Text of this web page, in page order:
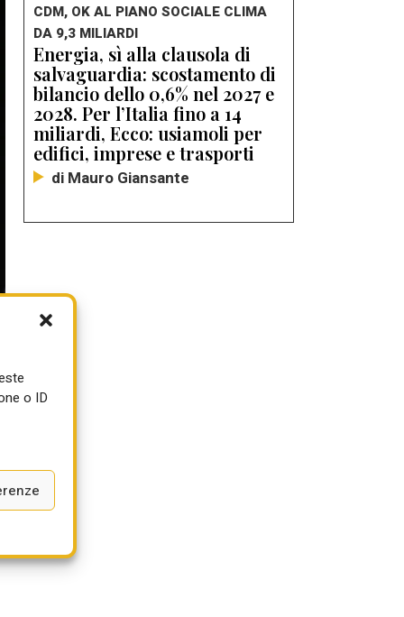
o ID
CDM, OK AL PIANO SOCIALE CLIMA
DA 9,3 MILIARDI
Energia, sì alla clausola di
salvaguardia: scostamento di
bilancio dello 0,6% nel 2027 e
2028. Per l’Italia fino a 14
miliardi, Ecco: usiamoli per
edifici, imprese e trasporti
di Mauro Giansante